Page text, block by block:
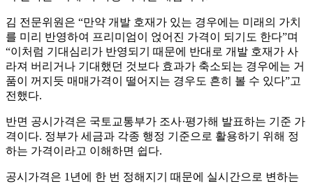
김 전문위원은 “만약 개발 호재가 있는 경우에는 미래의 가치
를 미리 반영하여 프리미엄이 얹어진 가격이 되기도 한다”며
“이처럼 기대심리가 반영되기 때문에 반대로 개발 호재가 사
라져 버리거나 기대했던 것보다 효과가 축소되는 경우에는 거
품이 꺼지듯 매매가격이 떨어지는 경우도 흔히 볼 수 있다”고
전했다.
반면 공시가격은 국토교통부가 조사·평가해 발표하는 기준 가
격이다. 정부가 세금과 각종 행정 기준으로 활용하기 위해 정
하는 가격이라고 이해하면 쉽다.
공시가격은 1년에 한 번 정해지기 때문에 실시간으로 변하는